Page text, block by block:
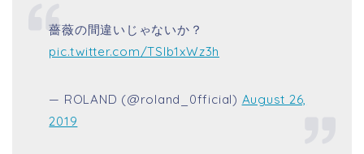
薔薇の間違いじゃないか？
pic.twitter.com/TSlb1xWz3h
— ROLAND (@roland_0fficial) August 26,
2019